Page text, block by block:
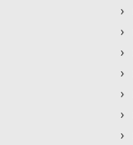
›
›
›
›
›
›
›